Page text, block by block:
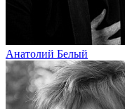
Анатолий Белый